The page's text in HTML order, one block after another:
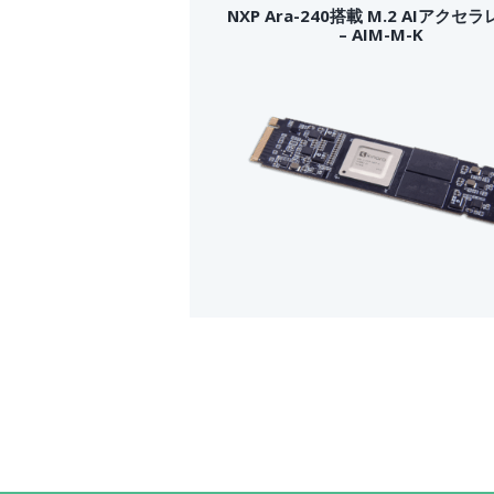
NXP Ara-240搭載 M.2 AIアクセラ
– AIM-M-K